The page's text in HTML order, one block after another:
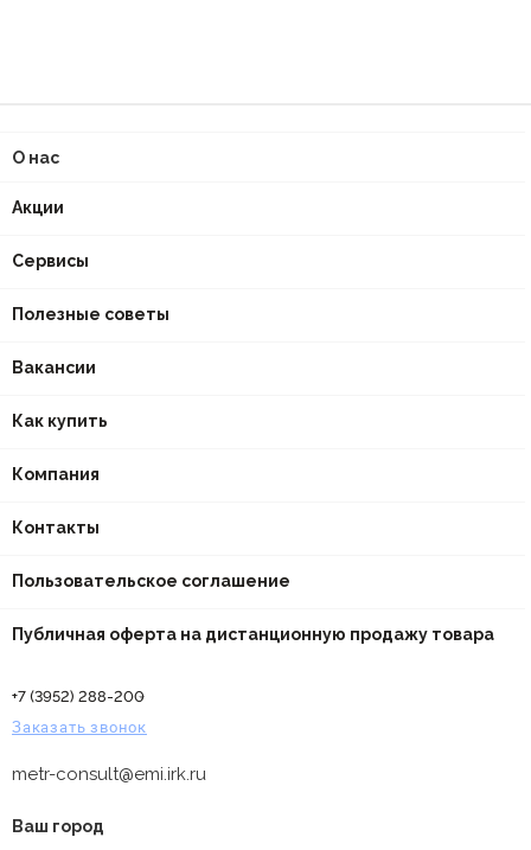
О нас
Акции
Сервисы
Полезные советы
Вакансии
Как купить
Компания
Контакты
Пользовательское соглашение
Публичная оферта на дистанционную продажу товара
+7 (3952) 288-200
Заказать звонок
metr-consult@emi.irk.ru
Ваш город